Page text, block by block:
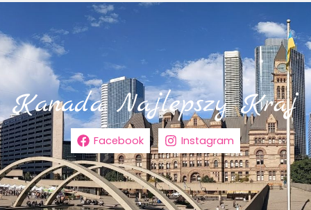
Facebook Instagram